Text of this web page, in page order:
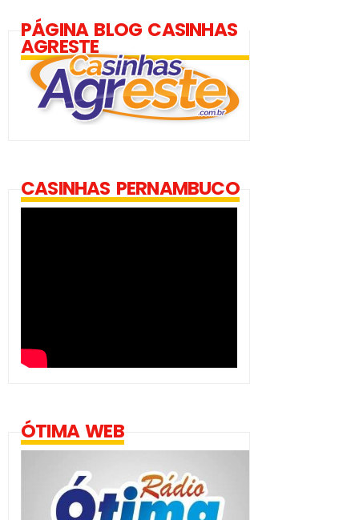
PÁGINA BLOG CASINHAS
AGRESTE
CASINHAS PERNAMBUCO
ÓTIMA WEB